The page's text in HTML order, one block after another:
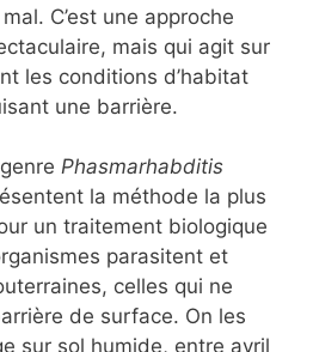
C’est une approche
mais qui agit sur
les conditions d’habitat
une barrière.
Phasmarhabditis
la méthode la plus
un traitement biologique
parasitent et
celles qui ne
de surface. On les
sur sol humide, entre avril